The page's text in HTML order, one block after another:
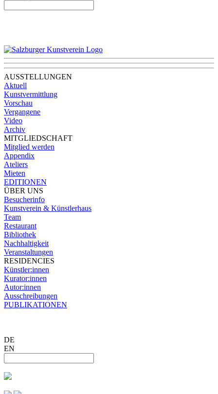
AUSSTELLUNGEN
Aktuell
Kunstvermittlung
Vorschau
Vergangene
Video
Archiv
MITGLIEDSCHAFT
Mitglied werden
Appendix
Ateliers
Mieten
EDITIONEN
ÜBER UNS
Besucherinfo
Kunstverein & Künstlerhaus
Team
Restaurant
Bibliothek
Nachhaltigkeit
Veranstaltungen
RESIDENCIES
Künstler:innen
Kurator:innen
Autor:innen
Ausschreibungen
PUBLIKATIONEN
DE
EN